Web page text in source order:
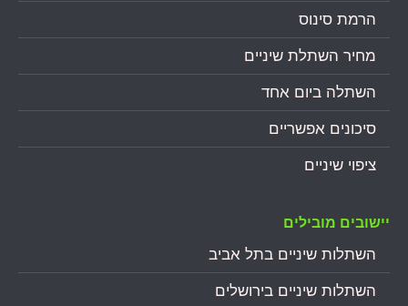
הרמת סינוס
מחיר השתלת שיניים
השתלה ביום אחד
סיכונים אפשריים
ציפוי שיניים
יישובים מובילים
השתלות שיניים בתל אביב
השתלות שיניים בירושלים